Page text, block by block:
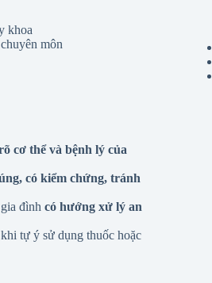
khoa
môn
cơ thể và bệnh lý của
có kiểm chứng, tránh
đình có hướng xử lý an
tự ý sử dụng thuốc hoặc